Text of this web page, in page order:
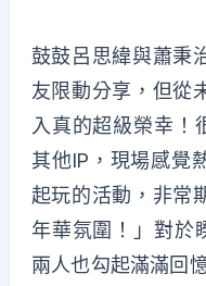
鼓鼓呂思緯與蕭秉
友限動分享，但從
入真的超級榮幸！
其他IP，現場感覺
起玩的活動，非常
年華氛圍！」對於
兩人也勾起滿滿回